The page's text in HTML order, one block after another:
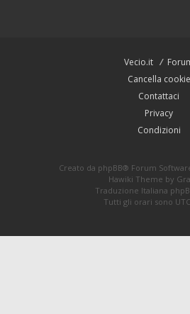
Vecio.it
Cancella cookie
Contattaci
Privacy
Condizioni
Creato da phpBB® Forum
Hawiki Theme by
Traduzione Italiana
Tutti gli orari sono